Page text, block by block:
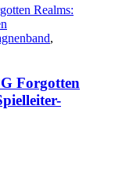
,
Forgotten